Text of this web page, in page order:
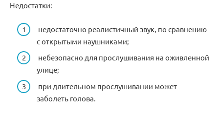
Недостатки:
недостаточно реалистичный звук, по сравнению
с открытыми наушниками;
небезопасно для прослушивания на оживленной
улице;
при длительном прослушивании может
заболеть голова.